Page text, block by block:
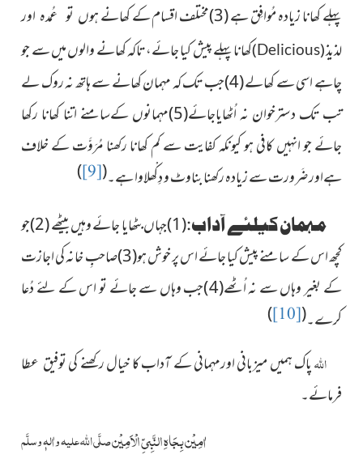
پہلے کھانا زیادہ مُوافِق ہے (3)مختلف اقسام کے کھانے
ہوں تو عُمدہ اور
لذیذ(
Delicious
)کھاناپہلے پیش کیا جائے، تاکہکھانے والوں میں سے جو
چاہے اسی سے کھالے (4)جب تک کہ مہمان کھانے سے ہاتھ نہ روک لے
تب تک دسترخوان نہ اُٹھایاجائے(5)مہمانوں کےسامنے اتنا کھانا رکھا
جائے جو انہیں کافی ہو کیونکہ کفایت سے کم کھانا رکھنا مُرَوَّت کے خلاف
ہےاور ضَرورت سے زیادہ رکھنا بناوٹ و دِکْھلاوا ہے۔(
[9]
)
مہمان کیلئے آداب:(1)جہاں بٹھایا جائے وہیں بیٹھے (2)جو
کچھ اس کے سامنے پیش کیا جائے اس پر خوش ہو(3)صاحبِ خانہ کی اجازت
کے بغیر وہاں سے نہ اُٹھے(4)جب وہاں سے جائے تو اس کے لئے دُعا
کرے۔(
[10]
)
اللہپاک ہمیں میزبانی اورمہمانی کے آداب کا خیال رکھنے کی توفیق عطا
فرمائے۔
اٰمِیْن بِجَاہِ النَّبِیِّ الْاَمِیْنصلَّی اللہ علیہ واٰلہٖ وسلَّم